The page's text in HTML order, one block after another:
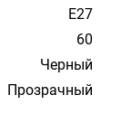
E27
60
Черный
Прозрачный